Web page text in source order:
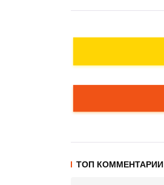
ТОП КОММЕНТАРИИ